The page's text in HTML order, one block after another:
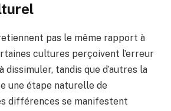
pas le même rapport à
cultures perçoivent l’erreur
dissimuler, tandis que d’autres la
une étape naturelle de
différences se manifestent